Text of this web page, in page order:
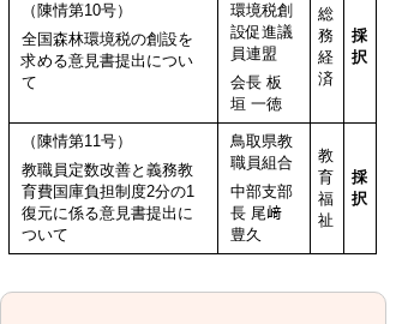
（陳情第10号）
全国森林環境税の創設を
求める意見書提出につい
て
環境税創
設促進議
員連盟
会長 板
垣 一徳
総
務
経
済
採
択
（陳情第11号）
教職員定数改善と義務教
育費国庫負担制度2分の1
復元に係る意見書提出に
ついて
鳥取県教
職員組合
中部支部
長 尾﨑
豊久
教
育
福
祉
採
択